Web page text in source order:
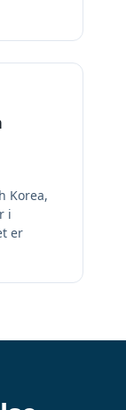
Korea,
i
er